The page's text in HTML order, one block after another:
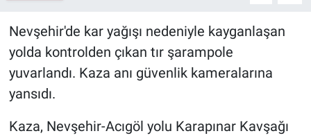
Nevşehir'de kar yağışı nedeniyle kayganlaşan
yolda kontrolden çıkan tır şarampole
yuvarlandı. Kaza anı güvenlik kameralarına
yansıdı.
Kaza, Nevşehir-Acıgöl yolu Karapınar Kavşağı